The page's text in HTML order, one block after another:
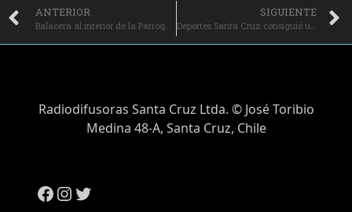
ANTERIOR SIGUIENTE
Radiodifusoras Santa Cruz Ltda. © José Toribio
Medina 48-A, Santa Cruz, Chile